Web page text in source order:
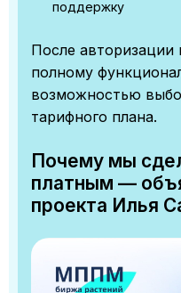
поддержку
После авторизации
полному
возможностью
тарифного плана.
Почему мы
платным —
проекта Илья